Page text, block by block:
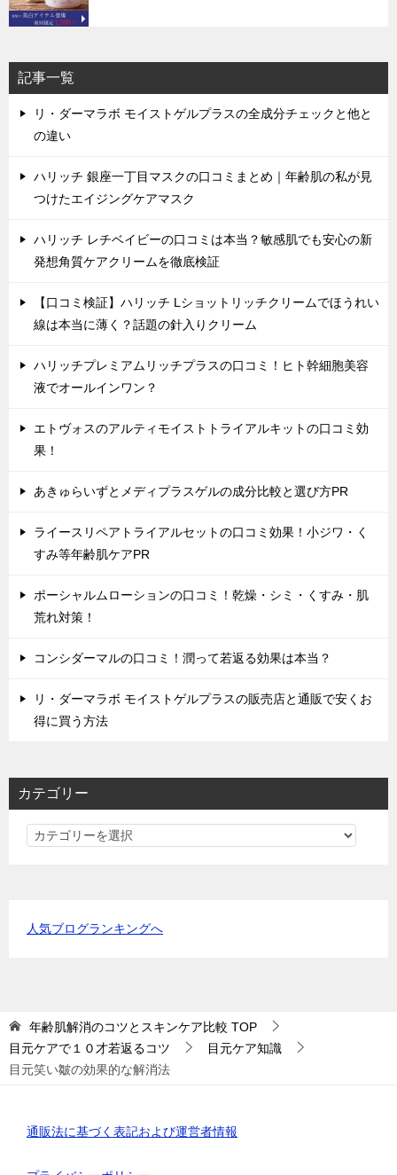
記事一覧
リ・ダーマラボ モイストゲルプラスの全成分チェックと他と
の違い
ハリッチ 銀座一丁目マスクの口コミまとめ｜年齢肌の私が見
つけたエイジングケアマスク
ハリッチ レチベイビーの口コミは本当？敏感肌でも安心の新
発想角質ケアクリームを徹底検証
【口コミ検証】ハリッチ Lショットリッチクリームでほうれい
線は本当に薄く？話題の針入りクリーム
ハリッチプレミアムリッチプラスの口コミ！ヒト幹細胞美容
液でオールインワン？
エトヴォスのアルティモイストトライアルキットの口コミ効
果！
あきゅらいずとメディプラスゲルの成分比較と選び方PR
ライースリペアトライアルセットの口コミ効果！小ジワ・く
すみ等年齢肌ケアPR
ポーシャルムローションの口コミ！乾燥・シミ・くすみ・肌
荒れ対策！
コンシダーマルの口コミ！潤って若返る効果は本当？
リ・ダーマラボ モイストゲルプラスの販売店と通販で安くお
得に買う方法
カテゴリー
カ
ー
人気ブログランキングへ
年齢肌解消のコツとスキンケア比較 TOP
目元ケアで１０才若返るコツ
目元ケア知識
目元笑い皺の効果的な解消法
通販法に基づく表記および運営者情報